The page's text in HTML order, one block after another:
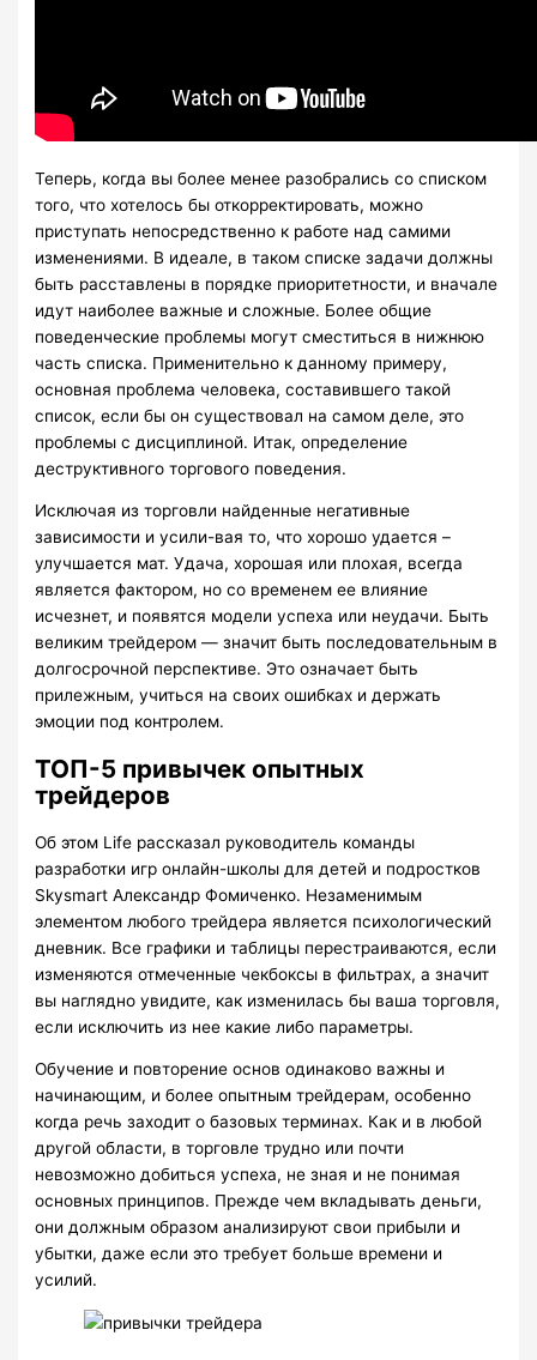
Теперь, когда вы более менее разобрались со списком
того, что хотелось бы откорректировать, можно
приступать непосредственно к работе над самими
изменениями. В идеале, в таком списке задачи должны
быть расставлены в порядке приоритетности, и вначале
идут наиболее важные и сложные. Более общие
поведенческие проблемы могут сместиться в нижнюю
часть списка. Применительно к данному примеру,
основная проблема человека, составившего такой
список, если бы он существовал на самом деле, это
проблемы с дисциплиной. Итак, определение
деструктивного торгового поведения.
Исключая из торговли найденные негативные
зависимости и усили-вая то, что хорошо удается –
улучшается мат. Удача, хорошая или плохая, всегда
является фактором, но со временем ее влияние
исчезнет, ​​и появятся модели успеха или неудачи. Быть
великим трейдером — значит быть последовательным в
долгосрочной перспективе. Это означает быть
прилежным, учиться на своих ошибках и держать
эмоции под контролем.
ТОП-5 привычек опытных
трейдеров
Об этом Life рассказал руководитель команды
разработки игр онлайн-школы для детей и подростков
Skysmart Александр Фомиченко. Незаменимым
элементом любого трейдера является психологический
дневник. Все графики и таблицы перестраиваются, если
изменяются отмеченные чекбоксы в фильтрах, а значит
вы наглядно увидите, как изменилась бы ваша торговля,
если исключить из нее какие либо параметры.
Обучение и повторение основ одинаково важны и
начинающим, и более опытным трейдерам, особенно
когда речь заходит о базовых терминах. Как и в любой
другой области, в торговле трудно или почти
невозможно добиться успеха, не зная и не понимая
основных принципов. Прежде чем вкладывать деньги,
они должным образом анализируют свои прибыли и
убытки, даже если это требует больше времени и
усилий.